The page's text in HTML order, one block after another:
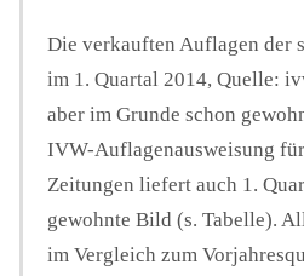
Die verkauften Auflagen der
im 1. Quartal 2014, Quelle:
aber im Grunde schon
IVW-Auflagenausweisung
Zeitungen liefert auch 1.
gewohnte Bild (s. Tabelle).
im Vergleich zum